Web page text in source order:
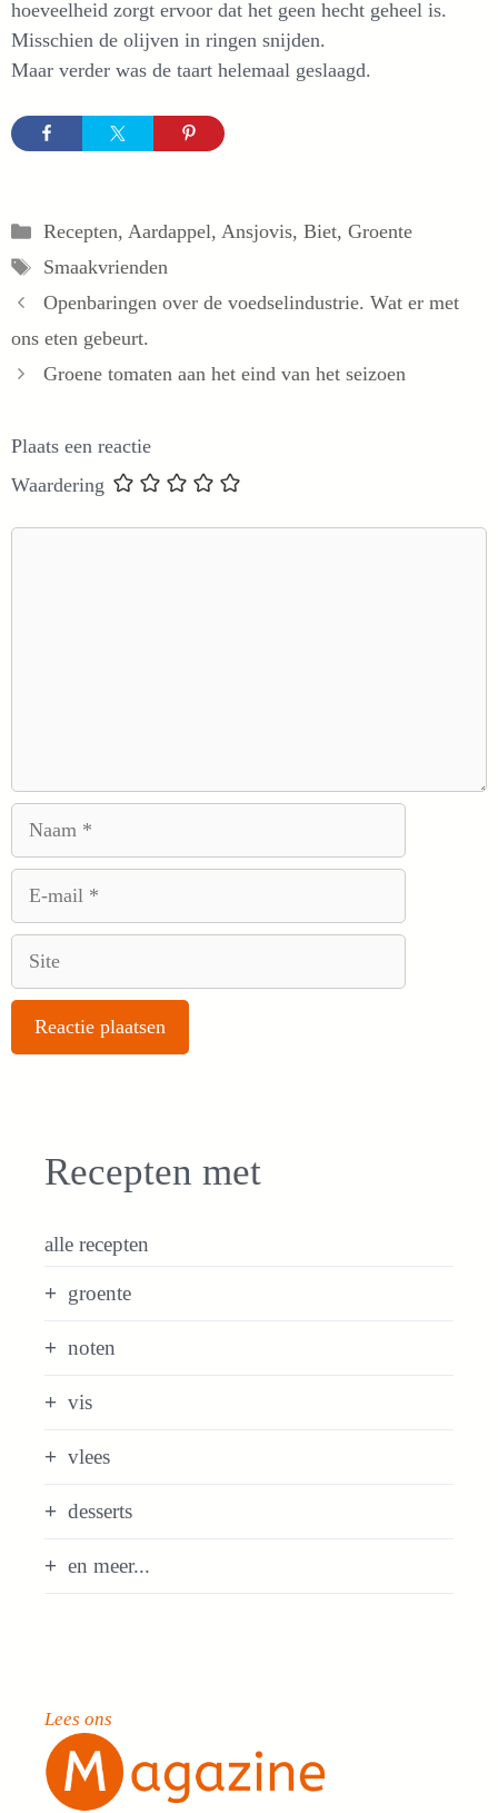
hoeveelheid zorgt ervoor dat het geen hecht geheel is.
Misschien de olijven in ringen snijden.
Maar verder was de taart helemaal geslaagd.
Categorieën
Recepten, Aardappel, Ansjovis, Biet, Groente
Tags
Smaakvrienden
Openbaringen over de voedselindustrie. Wat er met
ons eten gebeurt.
Groene tomaten aan het eind van het seizoen
Plaats een reactie
Waardering
Recepten met
alle recepten
groente
noten
vis
vlees
desserts
en meer...
Lees ons